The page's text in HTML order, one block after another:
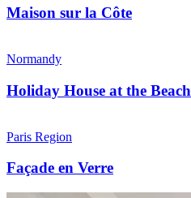
Maison sur la Côte
Normandy
Holiday House at the Beach
Paris Region
Façade en Verre